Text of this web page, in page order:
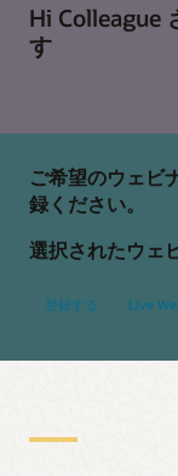
Hi Colleague
す
ご希望のウェビ
録ください。
選択されたウェ
登録する Live